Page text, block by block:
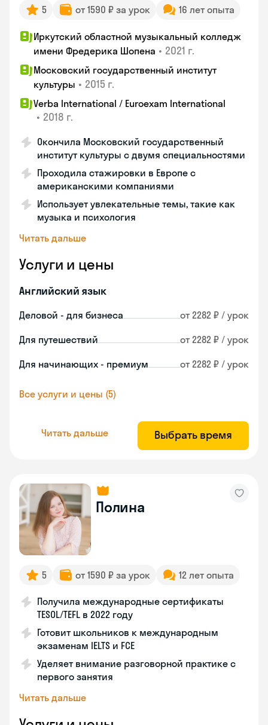
5 от 1590 ₽ за урок 16 лет опыта
Иркутский областной музыкальный колледж
имени Фредерика Шопена • 2021 г.
Московский государственный институт
культуры • 2015 г.
Verba International / Euroexam International
• 2018 г.
Окончила Московский государственный
институт культуры с двумя специальностями
Проходила стажировки в Европе с
американскими компаниями
Использует увлекательные темы, такие как
музыка и психология
Читать дальше
Услуги и цены
Английский язык
Деловой - для бизнеса от 2282 ₽ / урок
Для путешествий от 2282 ₽ / урок
Для начинающих - премиум от 2282 ₽ / урок
Все услуги и цены (5)
Читать дальше Выбрать время
Полина
5 от 1590 ₽ за урок 12 лет опыта
Получила международные сертификаты
TESOL/TEFL в 2022 году
Готовит школьников к международным
экзаменам IELTS и FCE
Уделяет внимание разговорной практике с
первого занятия
Читать дальше